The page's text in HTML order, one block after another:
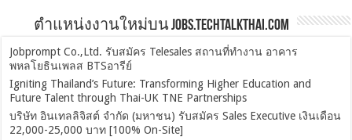
ตำแหน่งงานใหม่บน Jobs.TechTalkThai.com
Jobprompt Co.,Ltd. รับสมัคร Telesales สถานที่ทำงาน อาคาร
พหลโยธินเพลส BTSอารีย์
Igniting Thailand’s Future: Transforming Higher Education and
Future Talent through Thai-UK TNE Partnerships
บริษัท อินเทลลิจิสต์ จำกัด (มหาชน) รับสมัคร Sales Executive เงินเดือน
22,000-25,000 บาท [100% On-Site]